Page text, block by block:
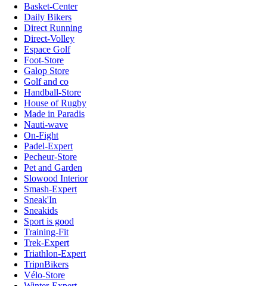
Basket-Center
Daily Bikers
Direct Running
Direct-Volley
Espace Golf
Foot-Store
Galop Store
Golf and co
Handball-Store
House of Rugby
Made in Paradis
Nauti-wave
On-Fight
Padel-Expert
Pecheur-Store
Pet and Garden
Slowood Interior
Smash-Expert
Sneak'In
Sneakids
Sport is good
Training-Fit
Trek-Expert
Triathlon-Expert
TripnBikers
Vélo-Store